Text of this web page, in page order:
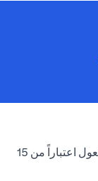
الشروط والأحكام العامة المعدلة – سارية المفعول اعتباراً من 15